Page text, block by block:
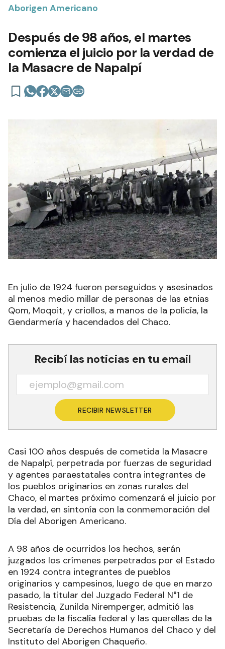
Aborigen Americano
Después de 98 años, el martes
comienza el juicio por la verdad de
la Masacre de Napalpí
En julio de 1924 fueron perseguidos y asesinados
al menos medio millar de personas de las etnias
Qom, Moqoit, y criollos, a manos de la policía, la
Gendarmería y hacendados del Chaco.
Recibí las noticias en tu email
RECIBIR NEWSLETTER
Casi 100 años después de cometida la Masacre
de Napalpí, perpetrada por fuerzas de seguridad
y agentes paraestatales contra integrantes de
los pueblos originarios en zonas rurales del
Chaco, el martes próximo comenzará el juicio por
la verdad, en sintonía con la conmemoración del
Día del Aborigen Americano.
A 98 años de ocurridos los hechos, serán
juzgados los crímenes perpetrados por el Estado
en 1924 contra integrantes de pueblos
originarios y campesinos, luego de que en marzo
pasado, la titular del Juzgado Federal N°1 de
Resistencia, Zunilda Niremperger, admitió las
pruebas de la fiscalía federal y las querellas de la
Secretaría de Derechos Humanos del Chaco y del
Instituto del Aborigen Chaqueño.